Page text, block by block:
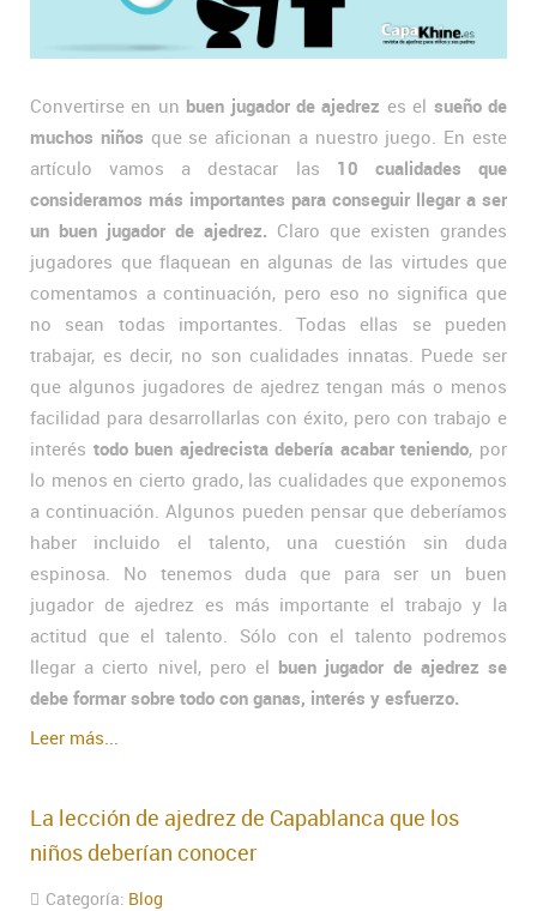
Convertirse en un buen jugador de ajedrez es el sueño de
muchos niños que se aficionan a nuestro juego. En este
artículo vamos a destacar las 10 cualidades que
consideramos más importantes para conseguir llegar a ser
un buen jugador de ajedrez. Claro que existen grandes
jugadores que flaquean en algunas de las virtudes que
comentamos a continuación, pero eso no significa que
no sean todas importantes. Todas ellas se pueden
trabajar, es decir, no son cualidades innatas. Puede ser
que algunos jugadores de ajedrez tengan más o menos
facilidad para desarrollarlas con éxito, pero con trabajo e
interés todo buen ajedrecista debería acabar teniendo, por
lo menos en cierto grado, las cualidades que exponemos
a continuación. Algunos pueden pensar que deberíamos
haber incluido el talento, una cuestión sin duda
espinosa. No tenemos duda que para ser un buen
jugador de ajedrez es más importante el trabajo y la
actitud que el talento. Sólo con el talento podremos
llegar a cierto nivel, pero el buen jugador de ajedrez se
debe formar sobre todo con ganas, interés y esfuerzo.
Leer más...
La lección de ajedrez de Capablanca que los
niños deberían conocer
Categoría: Blog